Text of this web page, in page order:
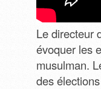
Le directeur
évoquer les
musulman.
des